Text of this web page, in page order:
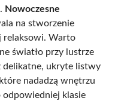
Nowoczesne
na stworzenie
relaksowi. Warto
światło przy lustrze
delikatne, ukryte listwy
nadadzą wnętrzu
odpowiedniej klasie